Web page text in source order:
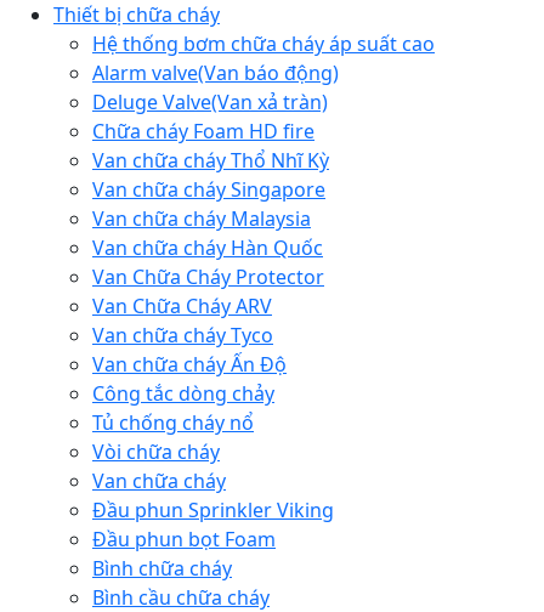
Thiết bị chữa cháy
Hệ thống bơm chữa cháy áp suất cao
Alarm valve(Van báo động)
Deluge Valve(Van xả tràn)
Chữa cháy Foam HD fire
Van chữa cháy Thổ Nhĩ Kỳ
Van chữa cháy Singapore
Van chữa cháy Malaysia
Van chữa cháy Hàn Quốc
Van Chữa Cháy Protector
Van Chữa Cháy ARV
Van chữa cháy Tyco
Van chữa cháy Ấn Độ
Công tắc dòng chảy
Tủ chống cháy nổ
Vòi chữa cháy
Van chữa cháy
Đầu phun Sprinkler Viking
Đầu phun bọt Foam
Bình chữa cháy
Bình cầu chữa cháy